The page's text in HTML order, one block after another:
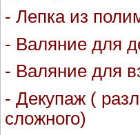
- Лепка из
- Валяние для
- Валяние для
- Декупаж (
сложного)